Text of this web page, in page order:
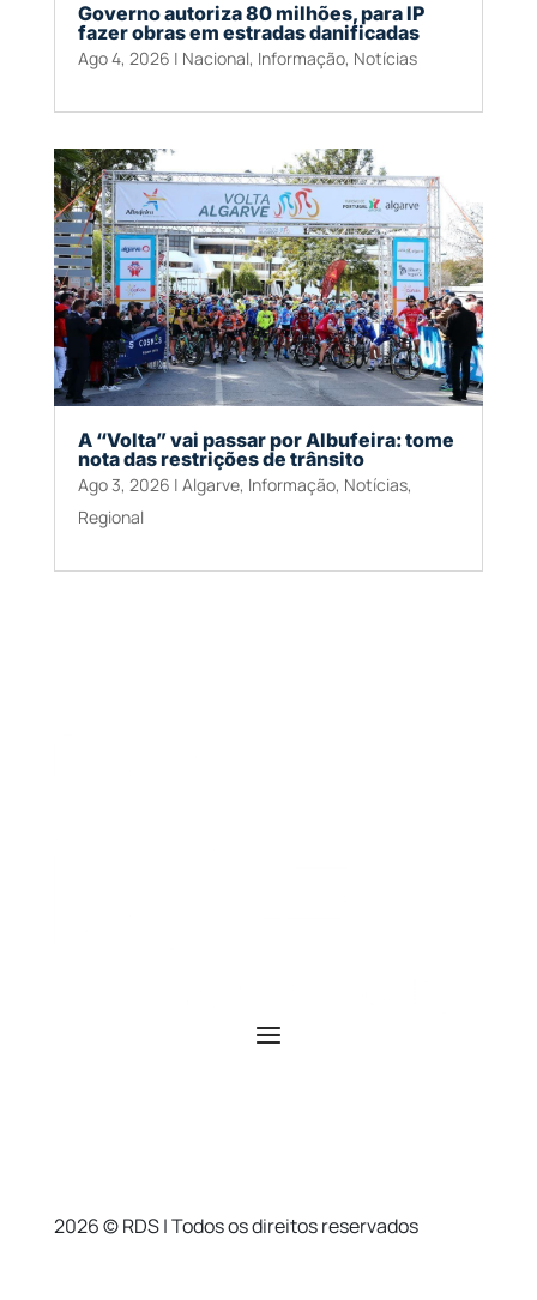
Governo autoriza 80 milhões, para IP
fazer obras em estradas danificadas
Ago 4, 2026 | Nacional, Informação, Notícias
A “Volta” vai passar por Albufeira: tome
nota das restrições de trânsito
Ago 3, 2026 | Algarve, Informação, Notícias,
Regional
2026 © RDS | Todos os direitos reservados